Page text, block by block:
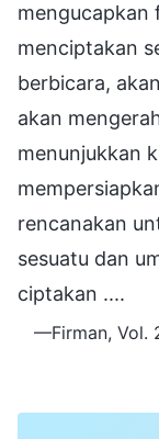
mengucapkan
menciptakan
berbicara,
akan
menunjukkan
rencanakan
sesuatu dan
ciptakan ....
—Firman, Vol.